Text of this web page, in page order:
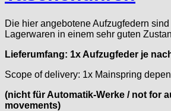
Ebosa
Emes
ESA - ETA
Favor
FE "France Ebauches"
FEF
Die hier angebotene Aufzugfedern
Lagerwaren in einem sehr guten
Lieferumfang: 1x Aufzugfeder je
Scope of delivery: 1x Mainspring
(nicht für Automatik-Werke / not for
movements)